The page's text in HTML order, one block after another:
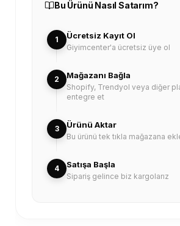
Bu Ürünü Nasıl Satarım?
1 Ücretsiz Kayıt Ol
Giyimcenter'a ücretsiz üye ol
2 Mağazanı Bağla
Shopify, Trendyol veya diğer
entegre et
3 Ürünü Aktar
Bu ürünü tek tıkla mağazana
4 Satışa Başla
Sipariş gelince biz kargolarız